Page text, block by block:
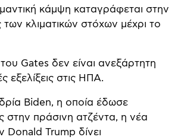
κάμψη καταγράφεται στην
των κλιματικών στόχων μέχρι το
Gates δεν είναι ανεξάρτητη
εξελίξεις στις ΗΠΑ.
Biden, η οποία έδωσε
στην πράσινη ατζέντα, η νέα
Trump δίνει